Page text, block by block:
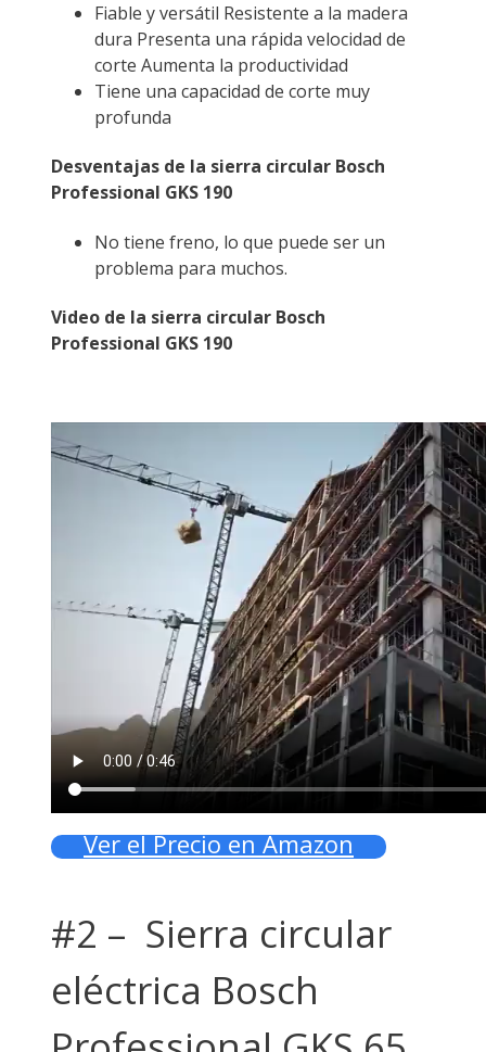
Fiable y versátil Resistente a la madera
dura Presenta una rápida velocidad de
corte Aumenta la productividad
Tiene una capacidad de corte muy
profunda
Desventajas de la sierra circular Bosch
Professional GKS 190
No tiene freno, lo que puede ser un
problema para muchos.
Video de la sierra circular Bosch
Professional GKS 190
Ver el Precio en Amazon
#2 – Sierra circular
eléctrica Bosch